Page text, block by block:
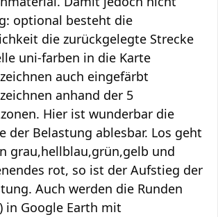
optional besteht die
die zurückgelegte Strecke
uni-farben in die Karte
auch eingefärbt
anhand der 5
Hier ist wunderbar die
der Belastung ablesbar. Los geht
grau,hellblau,grün,gelb und
rot, so ist der Aufstieg der
Auch werden die Runden
in Google Earth mit